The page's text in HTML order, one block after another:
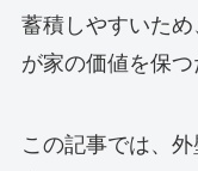
蓄積しやすいた
が家の価値を保つ
この記事では、